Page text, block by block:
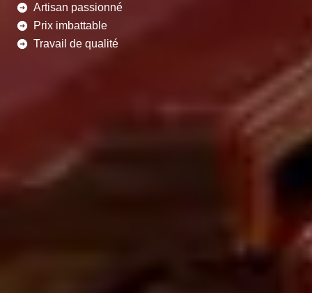
Artisan passionné
Prix imbattable
Travail de qualité